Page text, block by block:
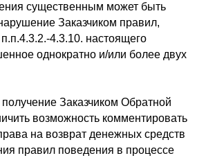
существенным может быть
Заказчиком правил,
4.3.10. настоящего
однократно и/или более двух
Заказчиком Обратной
возможность комментировать
на возврат денежных средств
правил поведения в процессе